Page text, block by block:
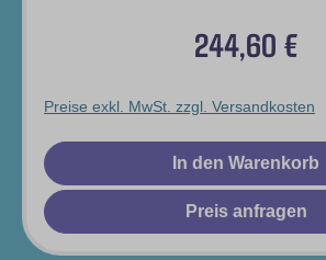
Regulärer Preis:
244,60 €
Preise exkl. MwSt. zzgl. Versandkosten
In den Warenkorb
Preis anfragen